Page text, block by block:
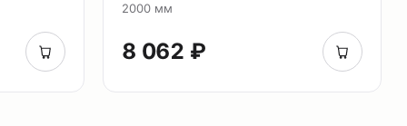
2000 мм
8 062 ₽